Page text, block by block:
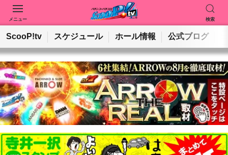
メニュー 検索
動画を検索 ホールを検索
検索
ScooP!tv スケジュール ホール情報 公式ブログ